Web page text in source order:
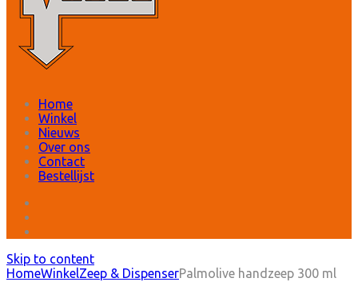
Home
Winkel
Nieuws
Over ons
Contact
Bestellijst
Skip to content
HomeWinkelZeep & DispenserPalmolive handzeep 300 ml